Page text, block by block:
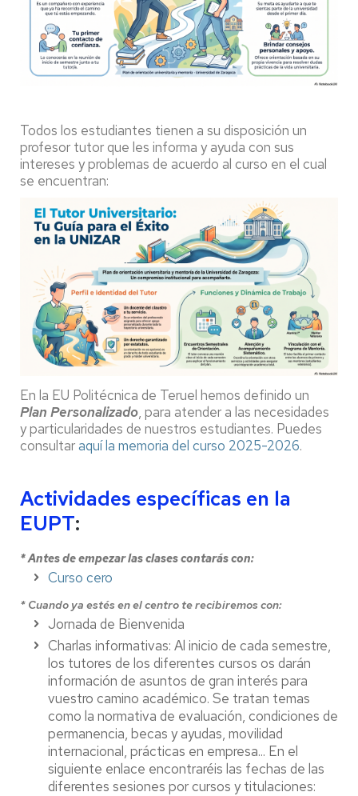
Todos los estudiantes tienen a su disposición un
profesor tutor que les informa y ayuda con sus
intereses y problemas de acuerdo al curso en el cual
se encuentran:
En la EU Politécnica de Teruel hemos definido un
Plan Personalizado, para atender a las necesidades
y particularidades de nuestros estudiantes. Puedes
consultaraquí la memoria del curso 2025-2026.
Actividades específicas en la
EUPT:
* Antes de empezar las clases contarás con:
Curso cero
* Cuando ya estés en el centro te recibiremos con:
Jornada de Bienvenida
Charlas informativas: Al inicio de cada semestre,
los tutores de los diferentes cursos os darán
información de asuntos de gran interés para
vuestro camino académico. Se tratan temas
como la normativa de evaluación, condiciones de
permanencia, becas y ayudas, movilidad
internacional, prácticas en empresa... En el
siguiente enlace encontraréis las fechas de las
diferentes sesiones por cursos y titulaciones: